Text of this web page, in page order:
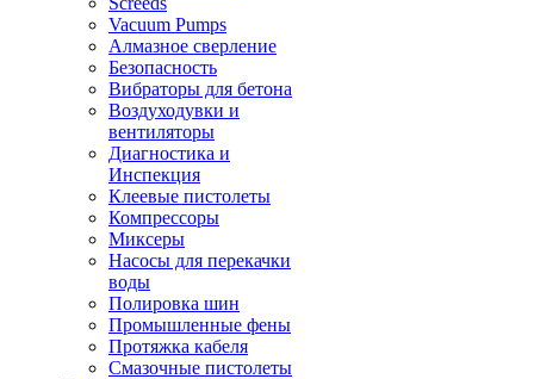
Vacuum Pumps
Алмазное сверление
Безопасность
Вибраторы для бетона
Воздуходувки и
вентиляторы
Диагностика и
Инспекция
Клеевые пистолеты
Компрессоры
Миксеры
Насосы для перекачки
воды
Полировка шин
Промышленные фены
Протяжка кабеля
Смазочные пистолеты